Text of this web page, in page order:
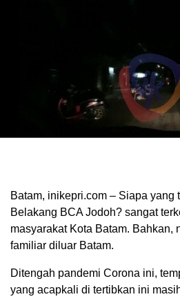
Batam, inikepri.com – Siapa yang
Belakang BCA Jodoh? sangat
masyarakat Kota Batam. Bahkan,
familiar diluar Batam.
Ditengah pandemi Corona ini,
yang acapkali di tertibkan ini